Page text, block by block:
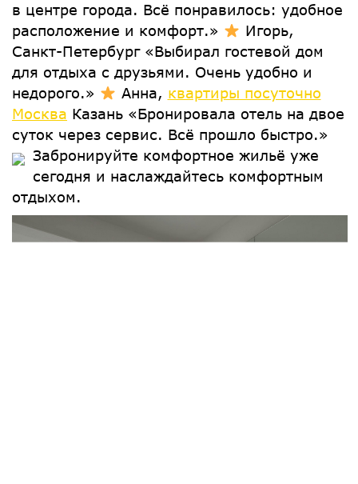
в центре города. Всё понравилось: удобное
расположение и комфорт.»
Игорь,
Санкт-Петербург «Выбирал гостевой дом
для отдыха с друзьями. Очень удобно и
недорого.»
Анна, квартиры посуточно
Москва Казань «Бронировала отель на двое
суток через сервис. Всё прошло быстро.»
Забронируйте комфортное жильё уже
сегодня и наслаждайтесь комфортным
отдыхом.